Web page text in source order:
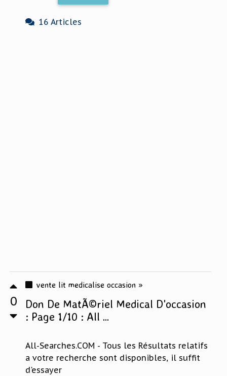
16 Articles
0
vente lit medicalise occasion »
Don De MatÃ©riel Medical D'occasion
: Page 1/10 : All ...
All-Searches.COM - Tous les Résultats relatifs
a votre recherche sont disponibles, il suffit
d'essayer